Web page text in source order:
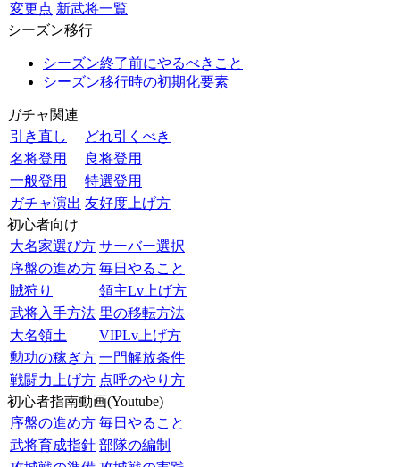
変更点 新武将一覧
シーズン移行
シーズン終了前にやるべきこと
シーズン移行時の初期化要素
ガチャ関連
引き直し
どれ引くべき
名将登用
良将登用
一般登用
特選登用
ガチャ演出 友好度上げ方
初心者向け
大名家選び方 サーバー選択
序盤の進め方 毎日やること
賊狩り
領主Lv上げ方
武将入手方法 里の移転方法
大名領土
VIPLv上げ方
勲功の稼ぎ方 一門解放条件
戦闘力上げ方 点呼のやり方
初心者指南動画(Youtube)
序盤の進め方 毎日やること
武将育成指針 部隊の編制